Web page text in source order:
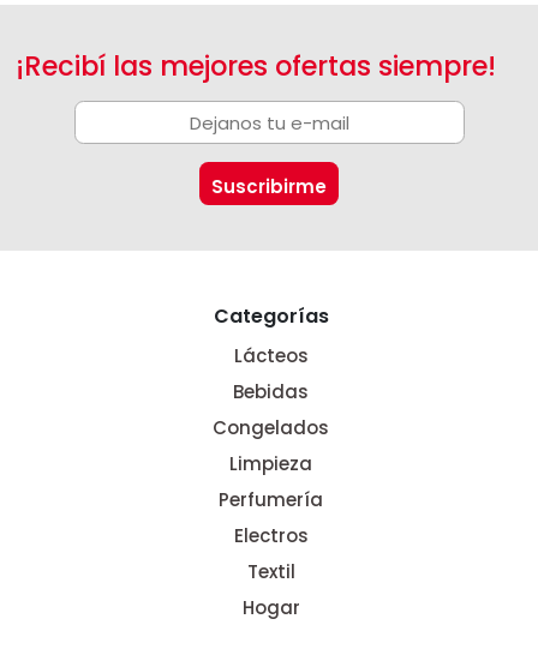
¡Recibí las mejores ofertas siempre!
Categorías
Lácteos
Bebidas
Congelados
Limpieza
Perfumería
Electros
Textil
Hogar